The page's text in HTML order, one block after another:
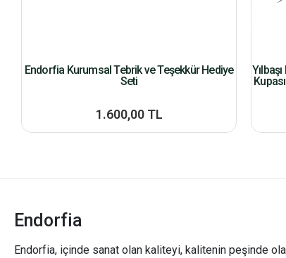
Endorfia Kurumsal Tebrik ve Teşekkür Hediye
Seti
1.600,00 TL
Endorfia
Endorfia, içinde sanat olan kaliteyi, kalitenin peşinde